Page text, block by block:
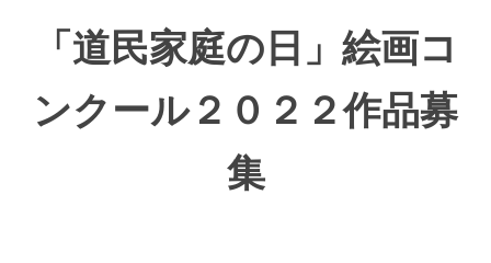
「道民家庭の日」絵画コ
ンクール２０２２作品募
集